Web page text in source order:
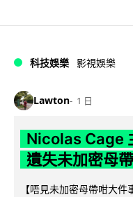
科技娛樂 影視娛樂
Lawton 1 日
Nicolas Cage
遺失未加密母
【唔見未加密母帶咁大